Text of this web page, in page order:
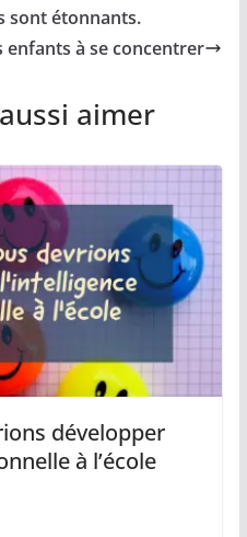
sont étonnants.
à se concentrer
aimer
développer
à l’école